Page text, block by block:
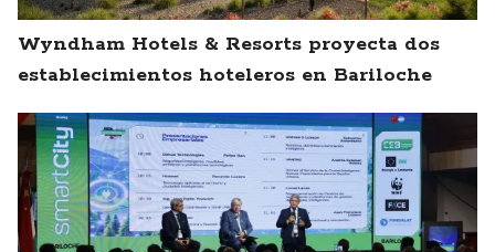
Wyndham Hotels & Resorts proyecta dos
establecimientos hoteleros en Bariloche